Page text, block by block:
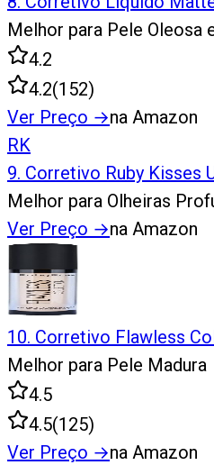
Melhor para Pele Oleosa
4.2
4.2(152)
Ver Preço →na Amazon
RK
9. Corretivo Ruby Kisses
Melhor para Olheiras
Ver Preço →na Amazon
10. Corretivo Flawless
Melhor para Pele Madura
4.5
4.5(125)
Ver Preço →na Amazon